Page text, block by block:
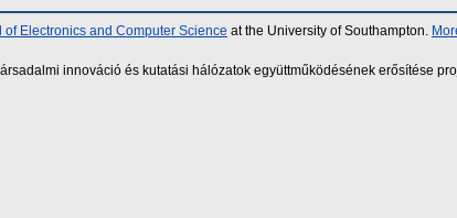
of Electronics and Computer Science at the University of Southampton.
innováció és kutatási hálózatok együttműködésének erősítése